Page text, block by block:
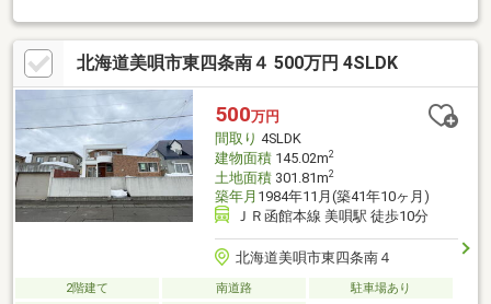
空間として多用途に使用可能ですお問合せの際は【物件番号１９
４８５】とお伝えいただけるとスムーズにご対応できます。
北海道美唄市東四条南４ 500万円 4SLDK
500万円
間取り 4SLDK
建物面積145.02m2
土地面積301.81m2
築年月 1984年11月(築41年10ヶ月)
ＪＲ函館本線 美唄駅 徒歩10分
北海道美唄市東四条南４
2階建て 南道路
駐車場あり